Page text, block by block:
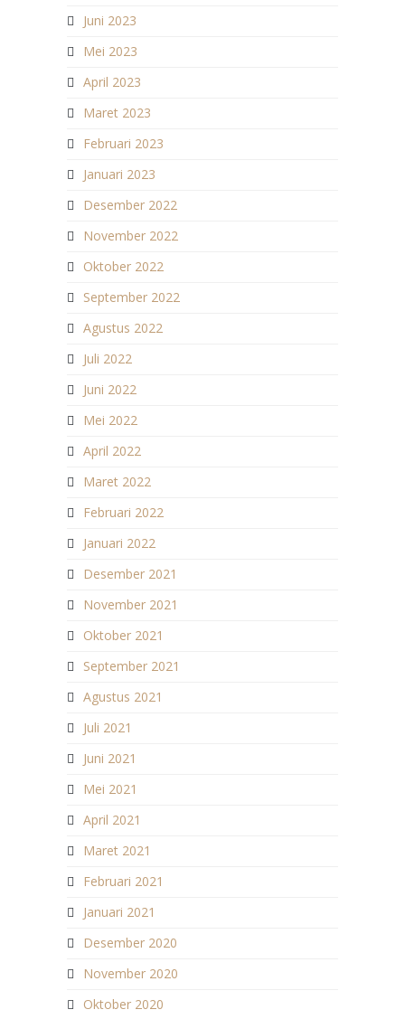
Juni 2023
Mei 2023
April 2023
Maret 2023
Februari 2023
Januari 2023
Desember 2022
November 2022
Oktober 2022
September 2022
Agustus 2022
Juli 2022
Juni 2022
Mei 2022
April 2022
Maret 2022
Februari 2022
Januari 2022
Desember 2021
November 2021
Oktober 2021
September 2021
Agustus 2021
Juli 2021
Juni 2021
Mei 2021
April 2021
Maret 2021
Februari 2021
Januari 2021
Desember 2020
November 2020
Oktober 2020